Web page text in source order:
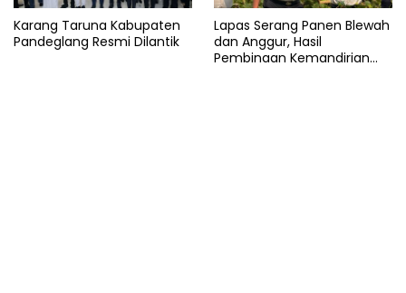
Karang Taruna Kabupaten
Pandeglang Resmi Dilantik
Lapas Serang Panen Blewah
dan Anggur, Hasil
Pembinaan Kemandirian